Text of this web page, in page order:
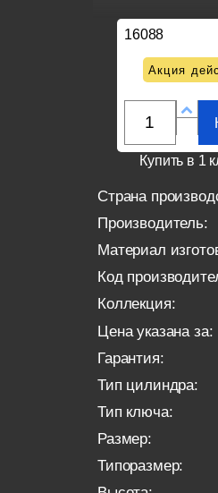
16088
Акция
Купить в 1
Страна
Производитель:
Материал
Код
Коллекция:
Цена указана за:
Гарантия:
Тип цилиндра:
Тип ключа:
Размер:
Типоразмер: